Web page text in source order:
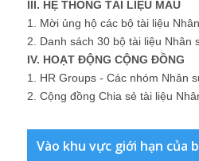
III. HỆ THỐNG TÀI LIỆU MẪU
1. Mời ủng hộ các bộ tài liệu
2. Danh sách 30 bộ tài liệu Nhân
IV. HOẠT ĐỘNG CỘNG ĐỒNG
1. HR Groups - Các nhóm Nhân
2. Cộng đồng Chia sẻ tài liệu
Vào khu vực giới hạn của